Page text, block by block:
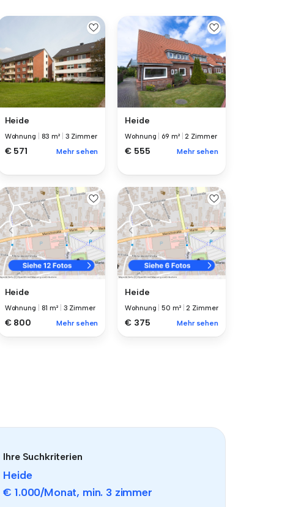
Heide
Wohnung 83 m² 3 Zimmer
€ 571 Mehr sehen
Heide
Wohnung 69 m² |2 Zimmer
€ 555 Mehr sehen
Heide
Wohnung 81 m² 3 Zimmer
€ 800 Mehr sehen
Heide
Wohnung |50 m² |2 Zimmer
€ 375 Mehr sehen
Ihre Suchkriterien
Heide
€ 1.000/Monat, min. 3 zimmer